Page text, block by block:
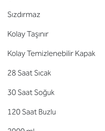
Sızdırmaz
Kolay Taşınır
Kolay Temizlenebilir Kapak
28 Saat Sıcak
30 Saat Soğuk
120 Saat Buzlu